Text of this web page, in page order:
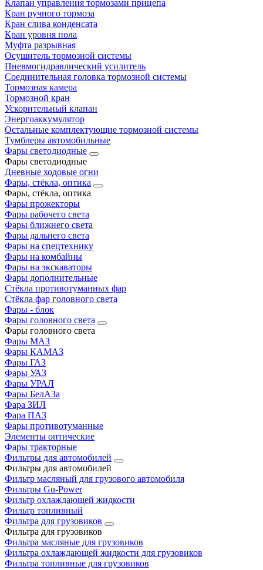
Клапан управления тормозами прицепа
Кран ручного тормоза
Кран слива конденсата
Кран уровня пола
Муфта разрывная
Осушитель тормозной системы
Пневмогидравлический усилитель
Соединительная головка тормозной системы
Тормозная камера
Тормозной кран
Ускорительный клапан
Энергоаккумулятор
Остальные комплектующие тормозной системы
Тумблеры автомобильные
Фары светодиодные
Фары светодиодные
Дневные ходовые огни
Фары, стёкла, оптика
Фары, стёкла, оптика
Фары прожекторы
Фары рабочего света
Фары ближнего света
Фары дальнего света
Фары на спецтехнику
Фары на комбайны
Фары на экскаваторы
Фары дополнительные
Стёкла противотуманных фар
Стёкла фар головного света
Фары - блок
Фары головного света
Фары головного света
Фары МАЗ
Фары КАМАЗ
Фары ГАЗ
Фары УАЗ
Фары УРАЛ
Фары БелАЗа
Фара ЗИЛ
Фара ПАЗ
Фары противотуманные
Элементы оптические
Фары тракторные
Фильтры для автомобилей
Фильтры для автомобилей
Фильтр масляный для грузового автомобиля
Фильтры Gu-Power
Фильтр охлаждающей жидкости
Фильтр топливный
Фильтра для грузовиков
Фильтра для грузовиков
Фильтра масляные для грузовиков
Фильтра охлаждающей жидкости для грузовиков
Фильтра топливные для грузовиков